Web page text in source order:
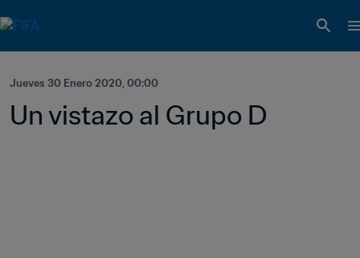
Jueves 30 Enero 2020, 00:00
Un vistazo al Grupo D